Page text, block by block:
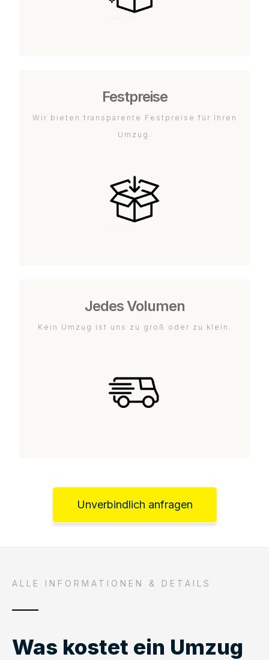
Festpreise
Wir bieten transparente Festpreise für Ihren
Umzug.
Jedes Volumen
Kein Umzug ist uns zu groß oder zu klein.
Unverbindlich anfragen
ALLE INFORMATIONEN & DETAILS
Was kostet ein Umzug